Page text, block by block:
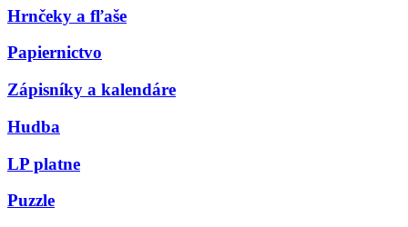
Hrnčeky a fľaše
Papiernictvo
Zápisníky a kalendáre
Hudba
LP platne
Puzzle